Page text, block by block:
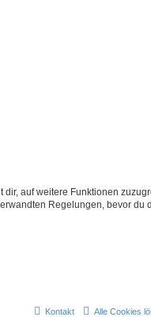
auf weitere Funktionen
Regelungen, bevor du
Alle Cookies
Kontakt